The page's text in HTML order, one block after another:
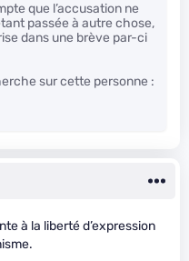
que l’accusation ne
passée à autre chose,
dans une brève par-ci
sur cette personne :
à la liberté d’expression